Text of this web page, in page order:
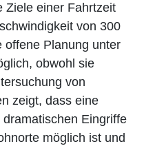
Ziele einer Fahrtzeit
von 300
offene Planung unter
obwohl sie
von
zeigt, dass eine
Eingriffe
möglich ist und